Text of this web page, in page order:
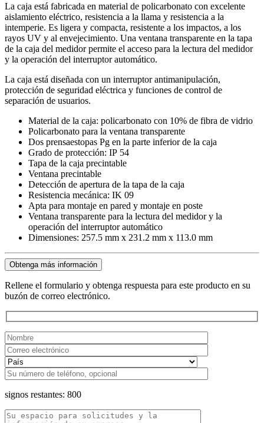
La caja está fabricada en material de policarbonato con excelente
aislamiento eléctrico, resistencia a la llama y resistencia a la
intemperie. Es ligera y compacta, resistente a los impactos, a los
rayos UV y al envejecimiento. Una ventana transparente en la tapa
de la caja del medidor permite el acceso para la lectura del medidor
y la operación del interruptor automático.
La caja está diseñada con un interruptor antimanipulación,
protección de seguridad eléctrica y funciones de control de
separación de usuarios.
Material de la caja: policarbonato con 10% de fibra de vidrio
Policarbonato para la ventana transparente
Dos prensaestopas Pg en la parte inferior de la caja
Grado de protección: IP 54
Tapa de la caja precintable
Ventana precintable
Detección de apertura de la tapa de la caja
Resistencia mecánica: IK 09
Apta para montaje en pared y montaje en poste
Ventana transparente para la lectura del medidor y la
operación del interruptor automático
Dimensiones: 257.5 mm x 231.2 mm x 113.0 mm
Obtenga más información
Rellene el formulario y obtenga respuesta para este producto en su
buzón de correo electrónico.
signos restantes: 800